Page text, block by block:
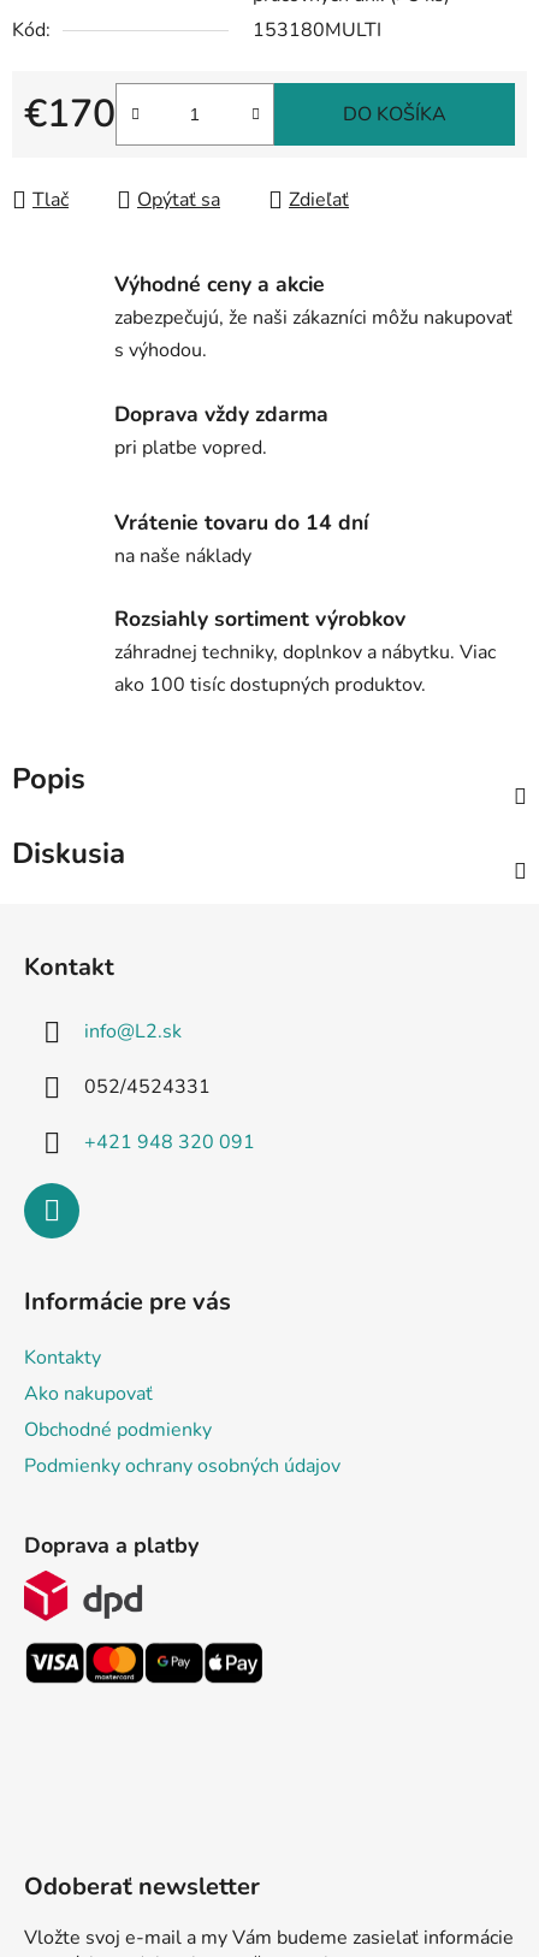
Kód:
153180MULTI
€170
Jednotková cena:
DO KOŠÍKA
Tlač Opýtať sa Zdieľať
Výhodné ceny a akcie
zabezpečujú, že naši zákazníci môžu nakupovať
s výhodou.
Doprava vždy zdarma
pri platbe vopred.
Vrátenie tovaru do 14 dní
na naše náklady
Rozsiahly sortiment výrobkov
záhradnej techniky, doplnkov a nábytku. Viac
ako 100 tisíc dostupných produktov.
Popis
Diskusia
Kontakt
info@L2.sk
052/4524331
+421 948 320 091
Informácie pre vás
Kontakty
Ako nakupovať
Obchodné podmienky
Podmienky ochrany osobných údajov
Doprava a platby
Odoberať newsletter
Vložte svoj e-mail a my Vám budeme zasielať informácie